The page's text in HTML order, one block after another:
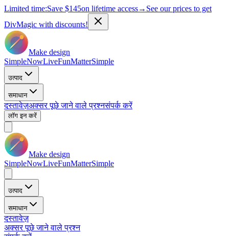
Limited time:Save $145on lifetime access→ See our prices to get
DivMagic with discounts!
Make design
SimpleNowLiveFunMatterSimple
उत्पाद
समाधान
दस्तावेज़अक्सर पूछे जाने वाले प्रश्नसंपर्क करें
लॉग इन करें
Make design
SimpleNowLiveFunMatterSimple
उत्पाद
समाधान
दस्तावेज़
अक्सर पूछे जाने वाले प्रश्न